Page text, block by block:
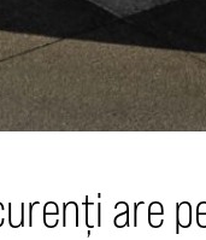
are